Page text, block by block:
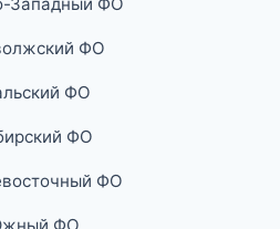
ФО
ФО
ФО
ФО